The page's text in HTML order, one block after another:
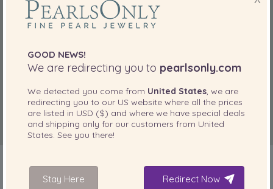
GOOD NEWS!
We are redirecting you to pearlsonly.com
We detected you come from United States , we are
redirecting you to our US website where all the prices
are listed in USD ($) and where we have special deals
and shipping only for our customers from United
States . See you there!
Stay Here Redirect Now